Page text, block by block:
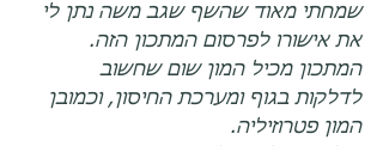
שמחתי מאוד שהשף שגב משה נתן לי
את אישורו לפרסום המתכון הזה.
המתכון מכיל המון שום שחשוב
לדלקות בגוף ומערכת החיסון, וכמובן
המון פטרוזיליה.